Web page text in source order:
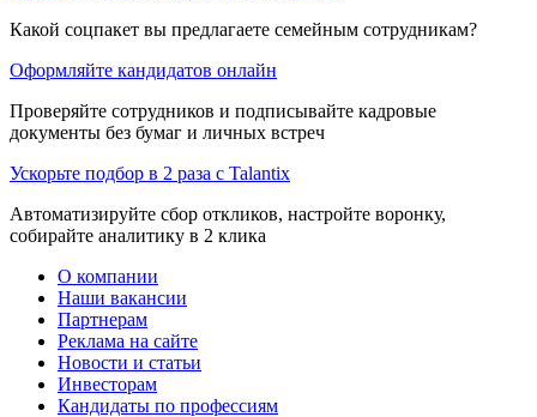
Какой соцпакет вы предлагаете семейным сотрудникам?
Оформляйте кандидатов онлайн
Проверяйте сотрудников и подписывайте кадровые
документы без бумаг и личных встреч
Ускорьте подбор в 2 раза с Talantix
Автоматизируйте сбор откликов, настройте воронку,
собирайте аналитику в 2 клика
О компании
Наши вакансии
Партнерам
Реклама на сайте
Новости и статьи
Инвесторам
Кандидаты по профессиям